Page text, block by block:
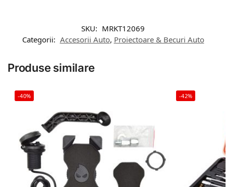
SKU: MRKT12069
Categorii: Accesorii Auto, Proiectoare & Becuri Auto
Produse similare
-40% -42%